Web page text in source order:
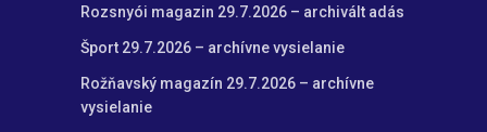
Rozsnyói magazin 29.7.2026 – archivált adás
Šport 29.7.2026 – archívne vysielanie
Rožňavský magazín 29.7.2026 – archívne
vysielanie